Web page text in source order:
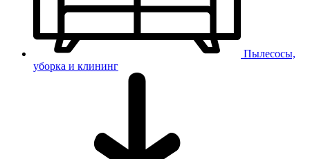
Пылесосы,
уборка и клининг